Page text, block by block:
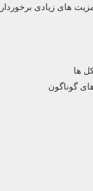
های زیادی برخوردار
ها
گوناگون